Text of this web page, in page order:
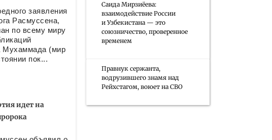
заявления
Расмуссена,
по всему миру
Мухаммада (мир
пок...
идет на
Саида Мирзиёева:
взаимодействие России
и Узбекистана — это
союзничество, проверенное
временем
Правнук сержанта,
водрузившего знамя над
Рейхстагом, воюет на СВО